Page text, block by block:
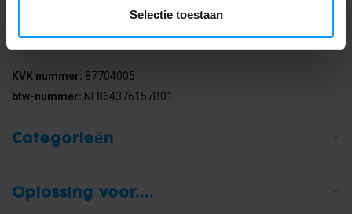
Selectie toestaan
KVK nummer: 87704005
btw-nummer: NL864376157B01
Categorieën
Oplossing voor....